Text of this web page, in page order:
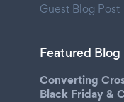
Guest Blog Post
Featured Blog
Converting
Black Friday &